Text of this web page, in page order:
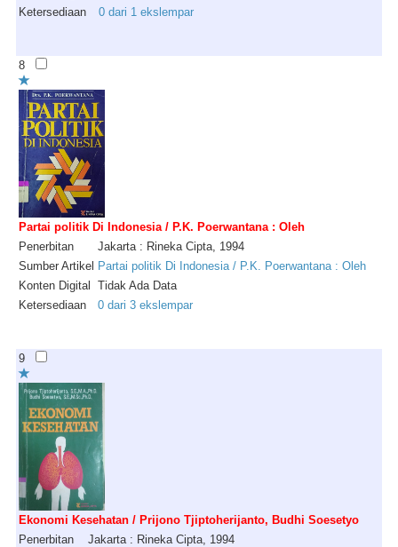
Ketersediaan
0 dari 1 ekslempar
8
Partai politik Di Indonesia / P.K. Poerwantana : Oleh
Penerbitan
Jakarta : Rineka Cipta, 1994
Sumber Artikel Partai politik Di Indonesia / P.K. Poerwantana : Oleh
Konten Digital
Tidak Ada Data
Ketersediaan
0 dari 3 ekslempar
9
Ekonomi Kesehatan / Prijono Tjiptoherijanto, Budhi Soesetyo
Penerbitan
Jakarta : Rineka Cipta, 1994